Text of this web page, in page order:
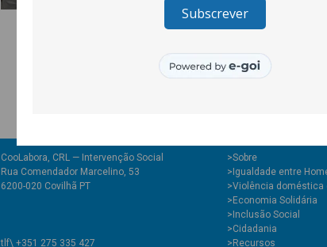
do Instituto
CooLabora, CRL — Intervenção Social
Rua Comendador Marcelino, 53
6200-020 Covilhã PT
tlf\ +351 275 335 427
>Sobre
>Igualdade entre
>Violência doméstica
>Economia Solidária
>Inclusão Social
>Cidadania
>Recursos